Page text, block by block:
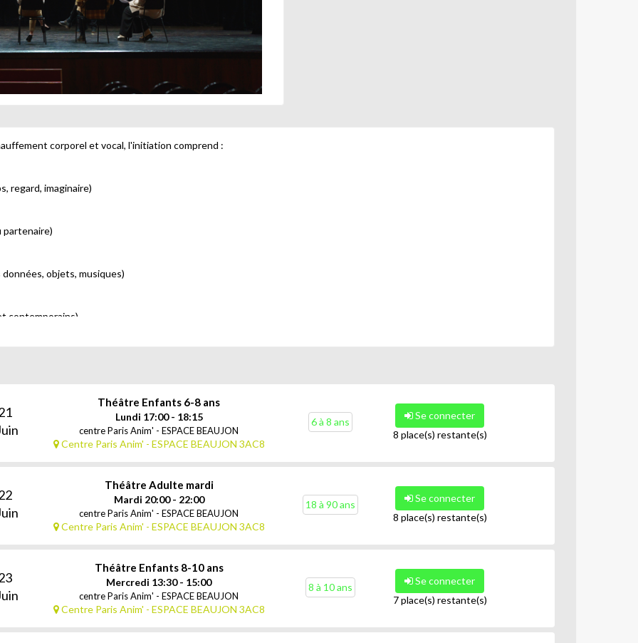
corporel et vocal, l'initiation comprend :
regard, imaginaire)
partenaire)
objets, musiques)
contemporains)
avec le plus de sincérité possible !
Théâtre Enfants 6-8 ans
Lundi 17:00 - 18:15
centre Paris Anim' - ESPACE BEAUJON
Centre Paris Anim' - ESPACE BEAUJON 3AC8
6 à 8 ans
Se connecter
8 place(s) restante(s)
Théâtre Adulte mardi
Mardi 20:00 - 22:00
centre Paris Anim' - ESPACE BEAUJON
Centre Paris Anim' - ESPACE BEAUJON 3AC8
18 à 90 ans
Se connecter
8 place(s) restante(s)
Théâtre Enfants 8-10 ans
Mercredi 13:30 - 15:00
centre Paris Anim' - ESPACE BEAUJON
Centre Paris Anim' - ESPACE BEAUJON 3AC8
8 à 10 ans
Se connecter
7 place(s) restante(s)